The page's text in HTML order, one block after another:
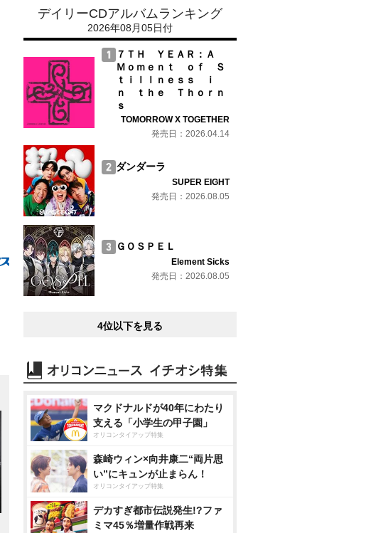
デイリーCDアルバムランキング
2026年08月05日付
７ＴＨ ＹＥＡＲ：Ａ
Ｍｏｍｅｎｔ ｏｆ Ｓ
ｔｉｌｌｎｅｓｓ ｉ
ｎ ｔｈｅ Ｔｈｏｒｎ
ｓ
TOMORROW X TOGETHER
発売日：2026.04.14
ダンダーラ
SUPER EIGHT
発売日：2026.08.05
ＧＯＳＰＥＬ
Element Sicks
発売日：2026.08.05
4位以下を見る
マクドナルドが40年にわたり
支える「小学生の甲子園」
オリコンタイアップ特集
森崎ウィン×向井康二“両片思
い”にキュンが止まらん！
オリコンタイアップ特集
デカすぎ都市伝説発生!?ファ
ミマ45％増量作戦再来